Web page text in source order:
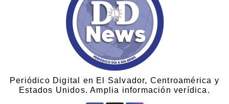
Periódico Digital en El Salvador, Centroamérica y
Estados Unidos. Amplia información verídica.